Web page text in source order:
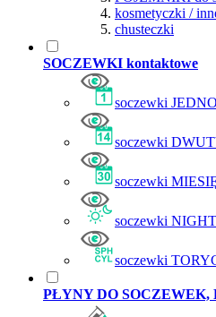
kosmetyczki /
chusteczki
SOCZEWKI kontaktowe
soczewki
soczewki
soczewki
soczewki
soczewki
PŁYNY DO